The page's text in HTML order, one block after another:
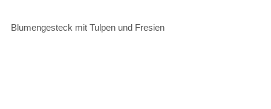
Blumengesteck mit Tulpen und Fresien